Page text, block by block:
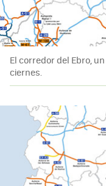
El corredor del Ebro,
ciernes.